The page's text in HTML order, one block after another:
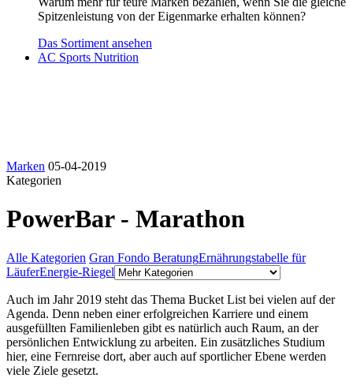
Spitzenleistung von der Eigenmarke erhalten können?
Das Sortiment ansehen
AC Sports Nutrition
Marken 05-04-2019
Kategorien
PowerBar - Marathon
Alle Kategorien Gran Fondo BeratungErnährungstabelle für
LäuferEnergie-Riegel
Auch im Jahr 2019 steht das Thema Bucket List bei vielen auf der
Agenda. Denn neben einer erfolgreichen Karriere und einem
ausgefüllten Familienleben gibt es natürlich auch Raum, an der
persönlichen Entwicklung zu arbeiten. Ein zusätzliches Studium
hier, eine Fernreise dort, aber auch auf sportlicher Ebene werden
viele Ziele gesetzt.